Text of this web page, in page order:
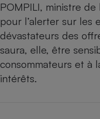
POMPILI, ministre
pour l’alerter sur les
dévastateurs des
saura, elle, être
consommateurs et à
intérêts.